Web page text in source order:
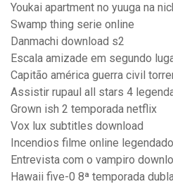
Youkai apartment no yuuga na
Swamp thing serie online
Danmachi download s2
Escala amizade em segundo
Capitão américa guerra civil
Assistir rupaul all stars 4
Grown ish 2 temporada netflix
Vox lux subtitles download
Incendios filme online legendado
Entrevista com o vampiro
Hawaii five-0 8ª temporada